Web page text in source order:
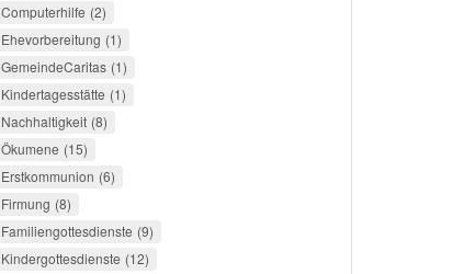
Computerhilfe 2
Ehevorbereitung 1
GemeindeCaritas 1
Kindertagesstätte 1
Nachhaltigkeit 8
Ökumene 15
Erstkommunion 6
Firmung 8
Familiengottesdienste 9
Kindergottesdienste 12